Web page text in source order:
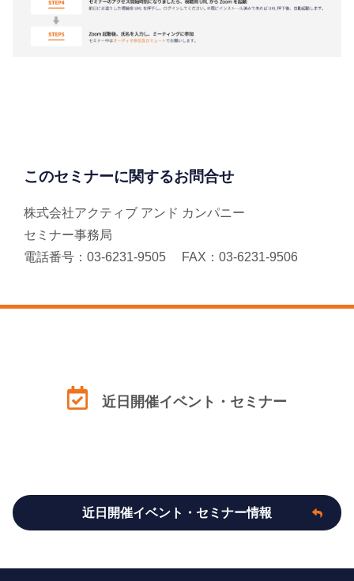
このセミナーに関するお問合せ
株式会社アクティブ アンド カンパニー
セミナー事務局
電話番号：03-6231-9505 FAX：03-6231-9506
近日開催イベント・セミナー
近日開催イベント・セミナー情報